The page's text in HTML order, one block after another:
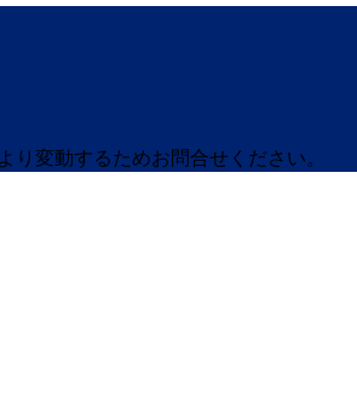
変動するためお問合せください。